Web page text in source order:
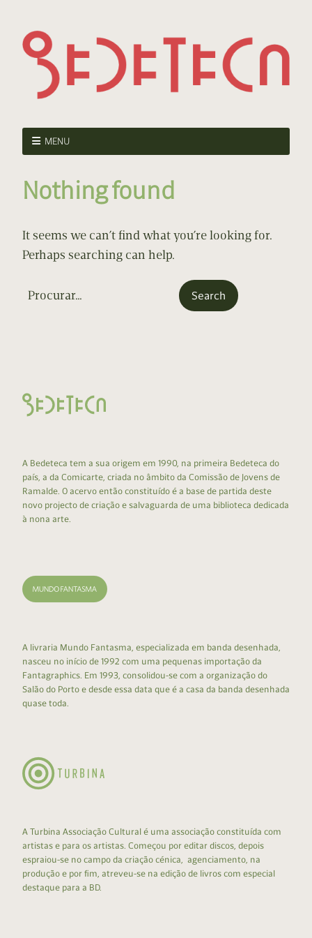
MENU
Nothing found
It seems we can’t find what you’re looking for.
Perhaps searching can help.
A Bedeteca tem a sua origem em 1990, na primeira Bedeteca do
país, a da Comicarte, criada no âmbito da Comissão de Jovens de
Ramalde. O acervo então constituído é a base de partida deste
novo projecto de criação e salvaguarda de uma biblioteca dedicada
à nona arte.
A livraria Mundo Fantasma, especializada em banda desenhada,
nasceu no início de 1992 com uma pequenas importação da
Fantagraphics. Em 1993, consolidou-se com a organização do
Salão do Porto e desde essa data que é a casa da banda desenhada
quase toda.
A Turbina Associação Cultural é uma associação constituída com
artistas e para os artistas. Começou por editar discos, depois
espraiou-se no campo da criação cénica, agenciamento, na
produção e por fim, atreveu-se na edição de livros com especial
destaque para a BD.